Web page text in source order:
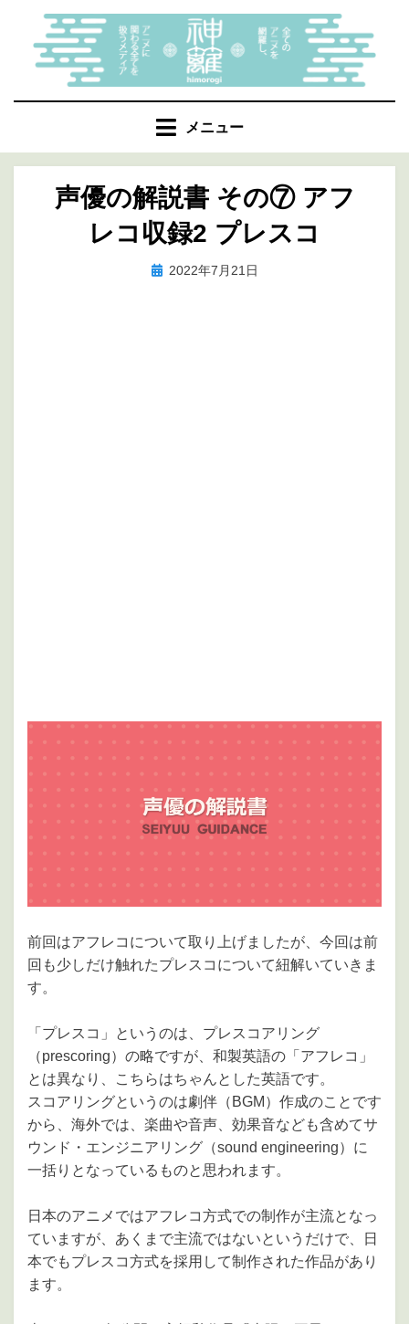
メニュー
声優の解説書 その⑦ アフ
レコ収録2 プレスコ
投稿者marumegane
投 2022年7月21日
前回はアフレコについて取り上げましたが、今回は前
回も少しだけ触れたプレスコについて紐解いていきま
す。
「プレスコ」というのは、プレスコアリング
（prescoring）の略ですが、和製英語の「アフレコ」
とは異なり、こちらはちゃんとした英語です。
スコアリングというのは劇伴（BGM）作成のことです
から、海外では、楽曲や音声、効果音なども含めてサ
ウンド・エンジニアリング（sound engineering）に
一括りとなっているものと思われます。
日本のアニメではアフレコ方式での制作が主流となっ
ていますが、あくまで主流ではないというだけで、日
本でもプレスコ方式を採用して制作された作品があり
ます。